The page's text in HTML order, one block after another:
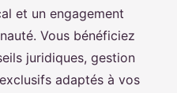
lecture
et un engagement
Vous bénéficiez
juridiques, gestion
adaptés à vos